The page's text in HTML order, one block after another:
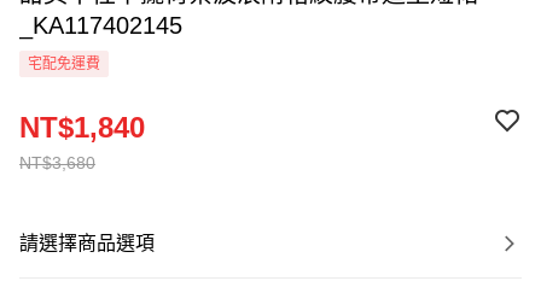
_KA117402145
宅配免運費
NT$3,680
NT$1,840
請選擇商品選項